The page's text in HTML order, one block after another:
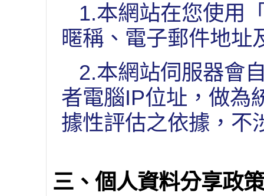
1.本網站在您使用
暱稱、電子郵件地址
2.本網站伺服器會
者電腦IP位址，做為
據性評估之依據，不
三、個人資料分享政策